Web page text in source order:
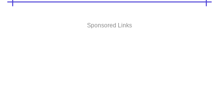
Sponsored Links